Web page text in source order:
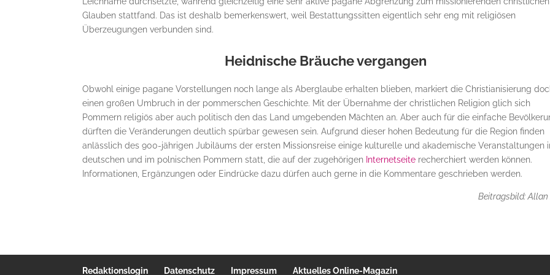
Glauben stattfand. Das ist deshalb bemerkenswert, weil Bestattungssitten eigentlich sehr eng mit religiösen
Überzeugungen verbunden sind.
Heidnische Bräuche vergangen
Obwohl einige pagane Vorstellungen noch lange als Aberglaube erhalten blieben, markiert die Christianisierung
einen großen Umbruch in der pommerschen Geschichte. Mit der Übernahme der christlichen Religion glich sich
Pommern religiös aber auch politisch den das Land umgebenden Mächten an. Aber auch für die einfache
dürften die Veränderungen deutlich spürbar gewesen sein. Aufgrund dieser hohen Bedeutung für die Region finden
anlässlich des 900-jährigen Jubiläums der ersten Missionsreise einige kulturelle und akademische Veranstaltungen
deutschen und im polnischen Pommern statt, die auf der zugehörigen Internetseite recherchiert werden können.
Informationen, Ergänzungen oder Eindrücke dazu dürfen auch gerne in die Kommentare geschrieben werden.
Beitragsbild: Allan
Redaktionslogin Datenschutz Impressum Aktuelles Online-Magazin